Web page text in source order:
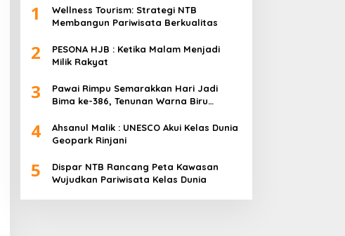
1
Wellness Tourism: Strategi NTB
Membangun Pariwisata Berkualitas
2
PESONA HJB : Ketika Malam Menjadi
Milik Rakyat
3
Pawai Rimpu Semarakkan Hari Jadi
Bima ke-386, Tenunan Warna Biru
4
Ahsanul Malik : UNESCO Akui Kelas Dunia
Geopark Rinjani
5
Dispar NTB Rancang Peta Kawasan
Wujudkan Pariwisata Kelas Dunia